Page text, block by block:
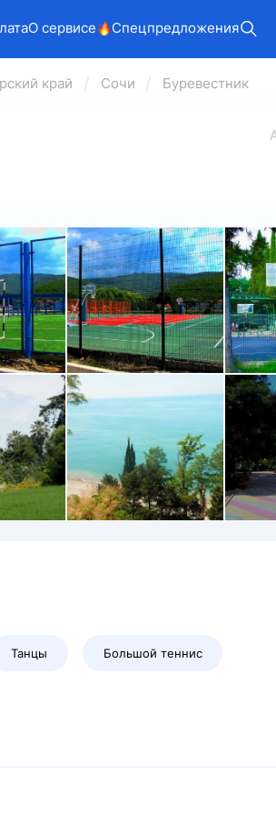
О сервисе Спецпредложения
край Сочи Буревестник
Танцы Большой теннис